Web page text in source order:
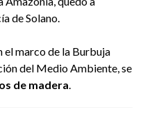
de Solano.
el marco de la Burbuja
del Medio Ambiente, se
de madera.